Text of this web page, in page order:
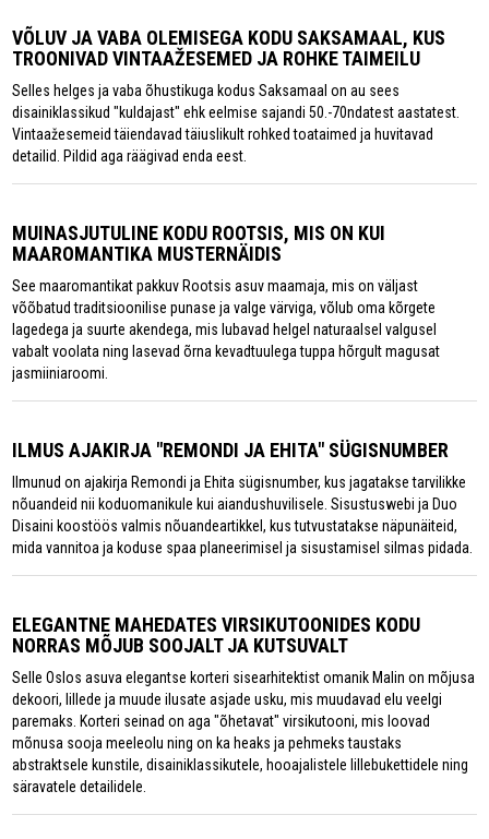
VÕLUV JA VABA OLEMISEGA KODU SAKSAMAAL, KUS
TROONIVAD VINTAAŽESEMED JA ROHKE TAIMEILU
Selles helges ja vaba õhustikuga kodus Saksamaal on au sees
disainiklassikud "kuldajast" ehk eelmise sajandi 50.-70ndatest aastatest.
Vintaažesemeid täiendavad täiuslikult rohked toataimed ja huvitavad
detailid. Pildid aga räägivad enda eest.
MUINASJUTULINE KODU ROOTSIS, MIS ON KUI
MAAROMANTIKA MUSTERNÄIDIS
See maaromantikat pakkuv Rootsis asuv maamaja, mis on väljast
võõbatud traditsioonilise punase ja valge värviga, võlub oma kõrgete
lagedega ja suurte akendega, mis lubavad helgel naturaalsel valgusel
vabalt voolata ning lasevad õrna kevadtuulega tuppa hõrgult magusat
jasmiiniaroomi.
ILMUS AJAKIRJA "REMONDI JA EHITA" SÜGISNUMBER
Ilmunud on ajakirja Remondi ja Ehita sügisnumber, kus jagatakse tarvilikke
nõuandeid nii koduomanikule kui aiandushuvilisele. Sisustuswebi ja Duo
Disaini koostöös valmis nõuandeartikkel, kus tutvustatakse näpunäiteid,
mida vannitoa ja koduse spaa planeerimisel ja sisustamisel silmas pidada.
ELEGANTNE MAHEDATES VIRSIKUTOONIDES KODU
NORRAS MÕJUB SOOJALT JA KUTSUVALT
Selle Oslos asuva elegantse korteri sisearhitektist omanik Malin on mõjusa
dekoori, lillede ja muude ilusate asjade usku, mis muudavad elu veelgi
paremaks. Korteri seinad on aga "õhetavat" virsikutooni, mis loovad
mõnusa sooja meeleolu ning on ka heaks ja pehmeks taustaks
abstraktsele kunstile, disainiklassikutele, hooajalistele lillebukettidele ning
säravatele detailidele.